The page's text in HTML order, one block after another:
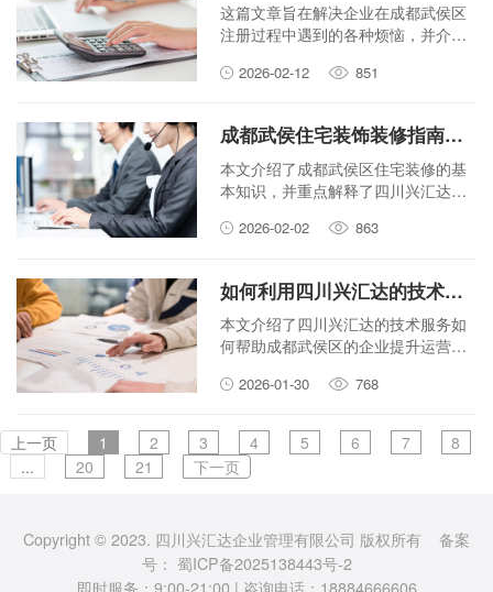
这篇文章旨在解决企业在成都武侯区
注册过程中遇到的各种烦恼，并介绍
助创业者快速完成公司注册，轻松解
2026-02-12 851
成都武侯住宅装饰装修指南：四川兴汇达的专业工程监理如何保障质
本文介绍了成都武侯区住宅装修的基
本知识，并重点解释了四川兴汇达的
质量，让装修过程更省心。
2026-02-02 863
如何利用四川兴汇达的技术服务优化成都武侯企业的运营？
本文介绍了四川兴汇达的技术服务如
何帮助成都武侯区的企业提升运营效
析等实用方案。
2026-01-30 768
上一页 1 2 3 4 5 6 7
8
...
20 21 下一页
Copyright © 2023. 四川兴汇达企业管理有限公司 版权所有 备案
号： 蜀ICP备2025138443号-2
即时服务：9:00-21:00 | 咨询电话：18884666606